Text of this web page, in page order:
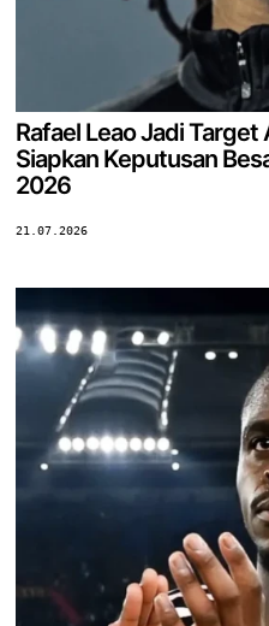
Rafael Leao Jadi Target
Siapkan Keputusan
2026
21.07.2026